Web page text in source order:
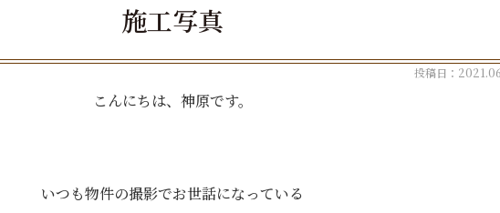
施工写真
投稿日：
こんにちは、神原です。
いつも物件の撮影でお世話になっている